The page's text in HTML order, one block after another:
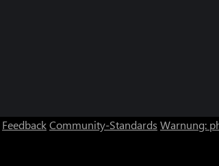
FeedbackCommunity-Standards Warnung: